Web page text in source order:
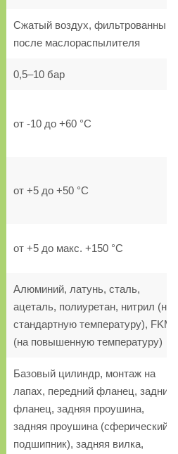
Сжатый воздух, фильтрованный,
после маслораспылителя
0,5–10 бар
от -10 до +60 °C
от +5 до +50 °C
от +5 до макс. +150 °C
Алюминий, латунь, сталь,
ацеталь, полиуретан, нитрил (на
стандартную температуру), FKM
(на повышенную температуру)
Базовый цилиндр, монтаж на
лапах, передний фланец, задний
фланец, задняя проушина,
задняя проушина (сферический
подшипник), задняя вилка,